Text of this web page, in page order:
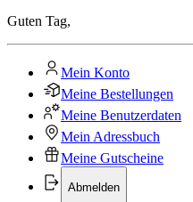
Guten Tag,
Mein Konto
Meine Bestellungen
Meine Benutzerdaten
Mein Adressbuch
Meine Gutscheine
Abmelden